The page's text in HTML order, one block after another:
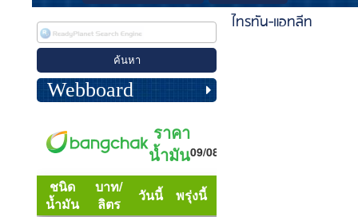
Webboard
ไทรทัน-แอทลีท